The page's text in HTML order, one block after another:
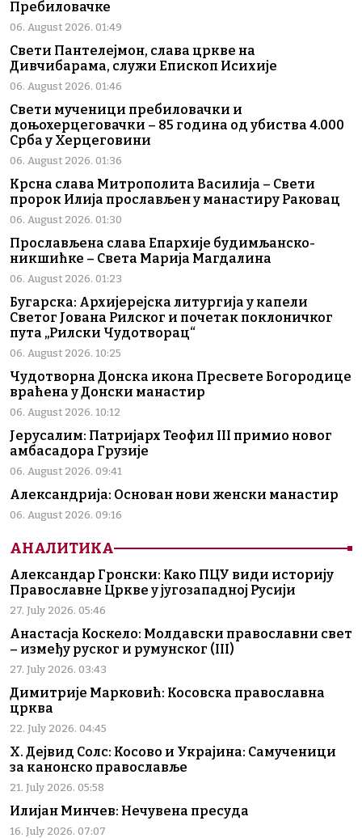
Пребиловачке
06. August 2026. 01:49
Свети Пантелејмон, слава цркве на
Дивчибарама, служи Епископ Исихије
06. August 2026. 01:46
Свети мученици пребиловачки и
доњохерцеговачки – 85 година од убиства 4.000
Срба у Херцеговини
06. August 2026. 01:36
Крсна слава Митрополита Василија – Свети
пророк Илија прослављен у манастиру Раковац
06. August 2026. 01:30
Прослављена слава Епархије будимљанско-
никшићке – Света Марија Магдалина
06. August 2026. 01:23
Бугарска: Архијерејска литургија у капели
Светог Јована Рилског и почетак поклоничког
пута „Рилски Чудотворац“
06. August 2026. 10:25
Чудотворна Донска икона Пресвете Богородице
враћена у Донски манастир
06. August 2026. 10:12
Јерусалим: Патријарх Теофил III примио новог
амбасадора Грузије
06. August 2026. 09:41
Александрија: Основан нови женски манастир
06. August 2026. 09:16
АНАЛИТИКА
Александар Гронски: Како ПЦУ види историју
Православне Цркве у југозападној Русији
27. July 2026. 05:46
Анастасја Коскело: Молдавски православни свет
– између руског и румунског (III)
27. July 2026. 03:43
Димитрије Марковић: Косовска православна
црква
22. July 2026. 04:45
Х. Дејвид Солс: Косово и Украјина: Самученици
за канонско православље
21. July 2026. 05:58
Илијан Минчев: Нечувена пресуда
16. July 2026. 07:07